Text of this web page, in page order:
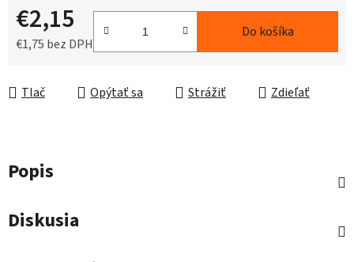
€2,15
€1,75 bez DPH
Do košíka
Tlač Opýtať sa Strážiť Zdieľať
Popis
Diskusia